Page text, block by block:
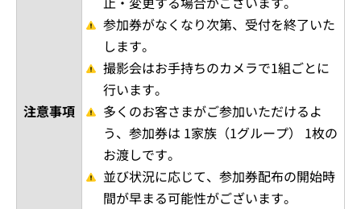
注意事項
参加券がなくなり次第、受付を終了いた
します。
撮影会はお手持ちのカメラで1組ごとに
行います。
多くのお客さまがご参加いただけるよ
う、参加券は 1家族（1グループ） 1枚の
お渡しです。
並び状況に応じて、参加券配布の開始時
間が早まる可能性がございます。